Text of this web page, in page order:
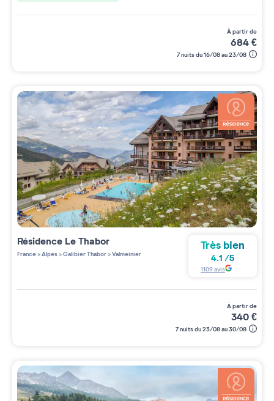
à partir de
684€
7 nuits du 16/08 au 23/08
Résidence Le Thabor
France>Alpes>Galibier Thabor>Valmeinier
Très bien
4.1 /5
1109avis
à partir de
340€
7 nuits du 23/08 au 30/08